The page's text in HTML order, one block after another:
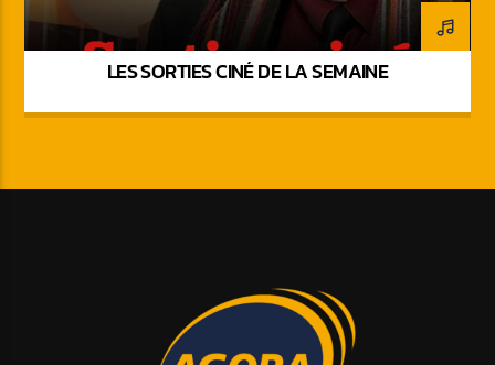
LES SORTIES CINÉ DE LA SEMAINE